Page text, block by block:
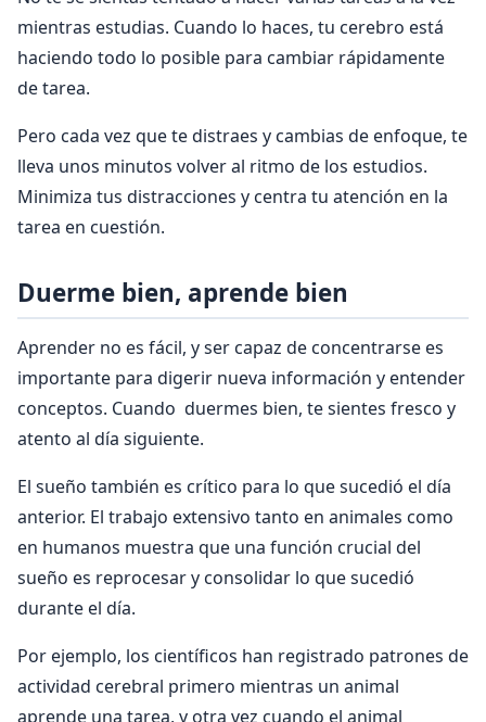
mientras estudias. Cuando lo haces, tu cerebro está
haciendo todo lo posible para cambiar rápidamente
de tarea.
Pero cada vez que te distraes y cambias de enfoque, te
lleva unos minutos volver al ritmo de los estudios.
Minimiza tus distracciones y centra tu atención en la
tarea en cuestión.
Duerme bien, aprende bien
Aprender no es fácil, y ser capaz de concentrarse es
importante para digerir nueva información y entender
conceptos. Cuando duermes bien, te sientes fresco y
atento al día siguiente.
El sueño también es crítico para lo que sucedió el día
anterior. El trabajo extensivo tanto en animales como
en humanos muestra que una función crucial del
sueño es reprocesar y consolidar lo que sucedió
durante el día.
Por ejemplo, los científicos han registrado patrones de
actividad cerebral primero mientras un animal
aprende una tarea, y otra vez cuando el animal